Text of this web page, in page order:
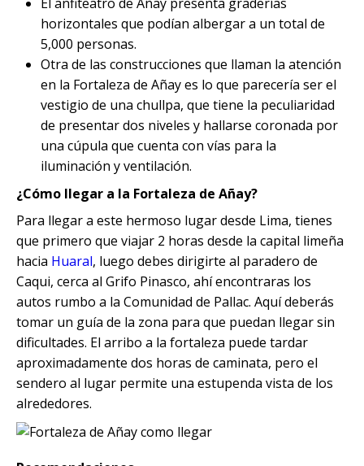
horizontales que podían albergar a un total de
5,000 personas.
Otra de las construcciones que llaman la atención
en la Fortaleza de Añay es lo que parecería ser el
vestigio de una chullpa, que tiene la peculiaridad
de presentar dos niveles y hallarse coronada por
una cúpula que cuenta con vías para la
iluminación y ventilación.
¿Cómo llegar a la Fortaleza de Añay?
Para llegar a este hermoso lugar desde Lima, tienes
que primero que viajar 2 horas desde la capital limeña
hacia Huaral, luego debes dirigirte al paradero de
Caqui, cerca al Grifo Pinasco, ahí encontraras los
autos rumbo a la Comunidad de Pallac. Aquí deberás
tomar un guía de la zona para que puedan llegar sin
dificultades. El arribo a la fortaleza puede tardar
aproximadamente dos horas de caminata, pero el
sendero al lugar permite una estupenda vista de los
alrededores.